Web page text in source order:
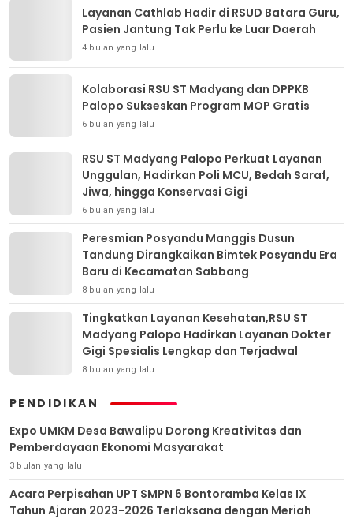
Layanan Cathlab Hadir di RSUD Batara Guru,
Pasien Jantung Tak Perlu ke Luar Daerah
4 bulan yang lalu
Kolaborasi RSU ST Madyang dan DPPKB
Palopo Sukseskan Program MOP Gratis
6 bulan yang lalu
RSU ST Madyang Palopo Perkuat Layanan
Unggulan, Hadirkan Poli MCU, Bedah Saraf,
Jiwa, hingga Konservasi Gigi
6 bulan yang lalu
Peresmian Posyandu Manggis Dusun
Tandung Dirangkaikan Bimtek Posyandu Era
Baru di Kecamatan Sabbang
8 bulan yang lalu
Tingkatkan Layanan Kesehatan,RSU ST
Madyang Palopo Hadirkan Layanan Dokter
Gigi Spesialis Lengkap dan Terjadwal
8 bulan yang lalu
PENDIDIKAN
Expo UMKM Desa Bawalipu Dorong Kreativitas dan
Pemberdayaan Ekonomi Masyarakat
3 bulan yang lalu
Acara Perpisahan UPT SMPN 6 Bontoramba Kelas IX
Tahun Ajaran 2023-2026 Terlaksana dengan Meriah